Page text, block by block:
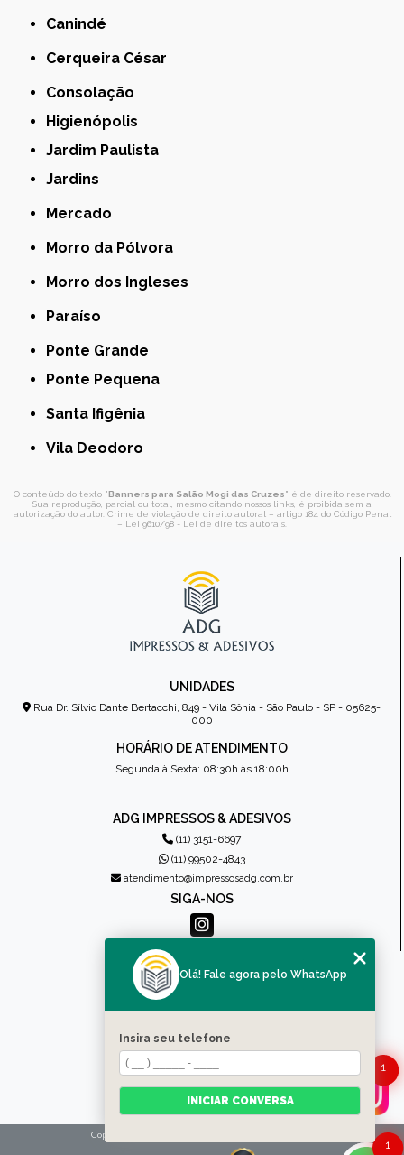
Canindé
Cerqueira César
Consolação
Higienópolis
Jardim Paulista
Jardins
Mercado
Morro da Pólvora
Morro dos Ingleses
Paraíso
Ponte Grande
Ponte Pequena
Santa Ifigênia
Vila Deodoro
O conteúdo do texto "Banners para Salão Mogi das Cruzes" é de direito reservado.
Sua reprodução, parcial ou total, mesmo citando nossos links, é proibida sem a
autorização do autor. Crime de violação de direito autoral – artigo 184 do Código Penal
– Lei 9610/98 - Lei de direitos autorais
UNIDADES
Rua Dr. Sílvio Dante Bertacchi, 849 - Vila Sônia - São Paulo - SP - 05625-
000
HORÁRIO DE ATENDIMENTO
Segunda à Sexta: 08:30h às 18:00h
ADG IMPRESSOS & ADESIVOS
(11) 3151-6697
(11) 99502-4843
atendimento@impressosadg.com.br
SIGA-NOS
MENU
QUEM SOMOS
PRODUTOS
CONTATO
CATEGORIAS
MAPA DO SITE
Copyright © Impressos ADG. (Lei 9610 de 19/02/1998)
1
1
Olá! Fale agora pelo WhatsApp
Insira seu telefone
INICIAR CONVERSA